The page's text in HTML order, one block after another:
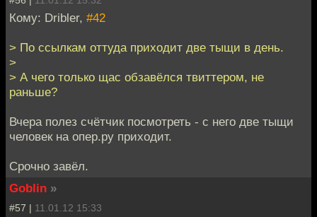
Кому: Dribler, #42
> По ссылкам оттуда приходит две тыщи в день.
>
> А чего только щас обзавёлся твиттером, не
раньше?
Вчера полез счётчик посмотреть - с него две тыщи
человек на опер.ру приходит.
Срочно завёл.
Goblin »
#57 | 11.01.12 15:33